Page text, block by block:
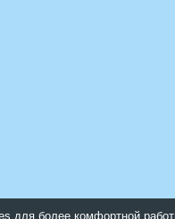
для более комфортной